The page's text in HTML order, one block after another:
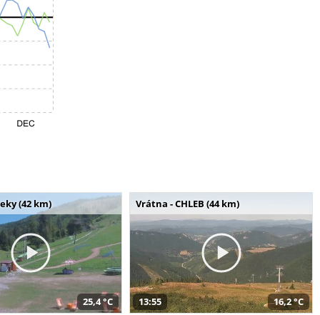
(42 km)
25,4 °C
Vrátna - CHLEB (44 km)
13:55 16,2 °C